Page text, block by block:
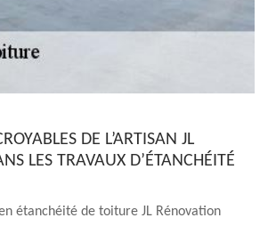
DE L’ARTISAN JL
LES TRAVAUX D’ÉTANCHÉITÉ
étanchéité de toiture JL Rénovation